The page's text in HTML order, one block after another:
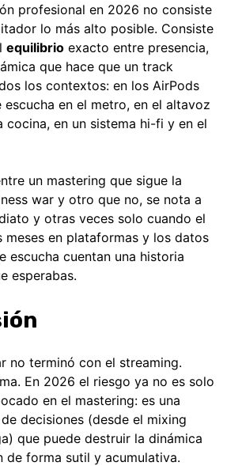
profesional en 2026 no consiste
lo más alto posible. Consiste
equilibrio exacto entre presencia,
que hace que un track
los contextos: en los AirPods
escucha en el metro, en el altavoz
cocina, en un sistema hi-fi y en el
un mastering que sigue la
war y otro que no, se nota a
y otras veces solo cuando el
meses en plataformas y los datos
escucha cuentan una historia
esperabas.
no terminó con el streaming.
En 2026 el riesgo ya no es solo
en el mastering: es una
decisiones (desde el mixing
que puede destruir la dinámica
de forma sutil y acumulativa.